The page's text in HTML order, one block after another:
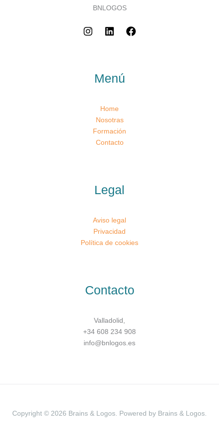
BNLOGOS
Menú
Home
Nosotras
Formación
Contacto
Legal
Aviso legal
Privacidad
Política de cookies
Contacto
Valladolid,
+34 608 234 908
info@bnlogos.es
Copyright © 2026 Brains & Logos. Powered by Brains & Logos.